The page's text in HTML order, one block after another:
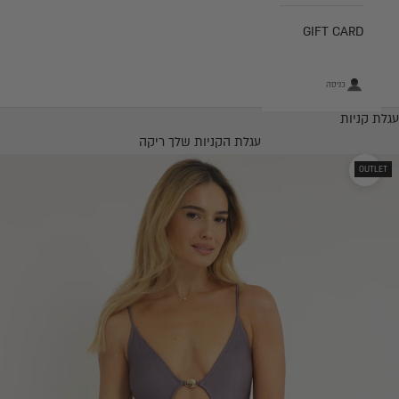
GIFT CARD
כניסה
עגלת קניות
עגלת הקניות שלך ריקה
תקריב
OUTLET